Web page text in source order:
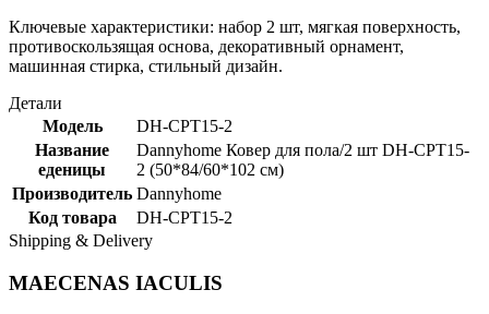
Ключевые характеристики: набор 2 шт, мягкая поверхность,
противоскользящая основа, декоративный орнамент,
машинная стирка, стильный дизайн.
Детали
Модель
DH-CPT15-2
Название
еденицы
Dannyhome Ковер для пола/2 шт DH-CPT15-
2 (50*84/60*102 см)
Производитель Dannyhome
Код товара
DH-CPT15-2
Shipping & Delivery
MAECENAS IACULIS